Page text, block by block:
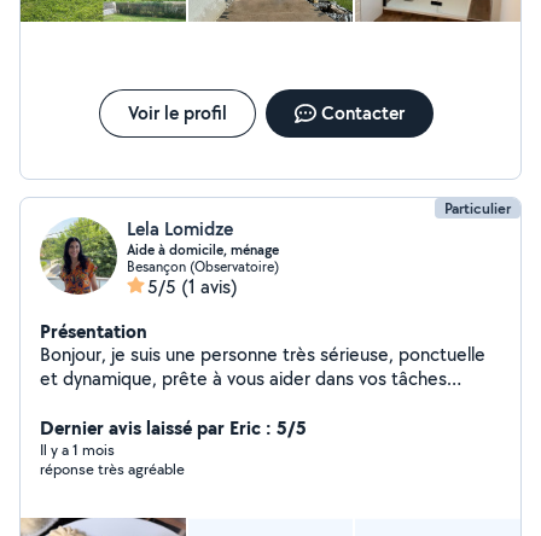
Voir le profil Contacter
Particulier
Lela Lomidze
Aide à domicile, ménage
Besançon (Observatoire)
5/5 (1 avis)
Présentation
Bonjour, je suis une personne très sérieuse, ponctuelle
et dynamique, prête à vous aider dans vos tâches
pendant deux ans en tant qu'aide-infirmière en Géorgie,
ce qui m'a appris la rigueur, l'hygiène et le soin aux
personnes. J'ai également une solide expérience dans le
un an en cuisine ici à Besançon. De plus, j'ai une
Dernier avis laissé par Eric : 5/5
Il y a 1 mois
réponse très agréable